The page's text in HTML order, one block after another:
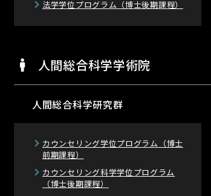
法学学位プログラム （博士後期課程）
人間総合科学学術院
人間総合科学研究群
カウンセリング学位プログラム
（博士
前期課程）
カウンセリング科学学位プログラム
（博士後期課程）